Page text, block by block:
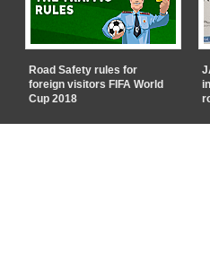
Road Safety rules for
foreign visitors FIFA World
Cup 2018